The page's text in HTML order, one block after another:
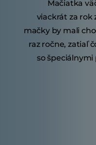
Mačiatka
viackrát za rok
mačky by mali
raz ročne, zatiaľ
so